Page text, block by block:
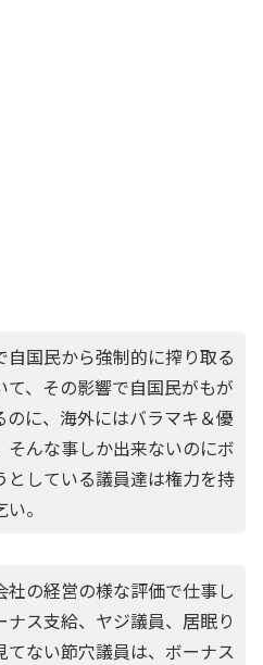
自国民から強制的に搾り取る
て、その影響で自国民がもが
のに、海外にはバラマキ＆優
そんな事しか出来ないのにボ
としている議員達は権力を持
。
社の経営の様な評価で仕事し
ナス支給、ヤジ議員、居眠り
てない節穴議員は、ボーナス